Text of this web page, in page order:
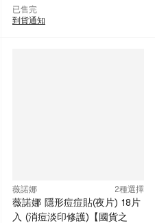
已售完
到貨通知
薇諾娜 2種選擇
薇諾娜 隱形痘痘貼(夜片) 18片
入 (消痘淡印修護)【國貨之